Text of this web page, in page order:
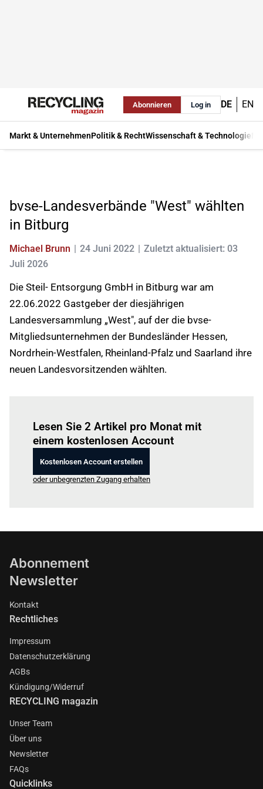
Abonnieren Log in DE EN
Markt & UnternehmenPolitik & RechtWissenschaft & Technologie
bvse-Landesverbände "West" wählten
in Bitburg
Michael Brunn 24 Juni 2022
Zuletzt aktualisiert: 03
Juli 2026
Die Steil- Entsorgung GmbH in Bitburg war am
22.06.2022 Gastgeber der diesjährigen
Landesversammlung „West", auf der die bvse-
Mitgliedsunternehmen der Bundesländer Hessen,
Nordrhein-Westfalen, Rheinland-Pfalz und Saarland ihre
neuen Landesvorsitzenden wählten.
Lesen Sie 2 Artikel pro Monat mit
einem kostenlosen Account
Kostenlosen Account erstellen
oder unbegrenzten Zugang erhalten
Abonnement
Newsletter
Kontakt
Rechtliches
Impressum
Datenschutzerklärung
AGBs
Kündigung/Widerruf
RECYCLING magazin
Unser Team
Über uns
Newsletter
FAQs
Quicklinks